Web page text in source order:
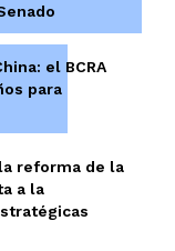
el BCRA
para
reforma de la
a la